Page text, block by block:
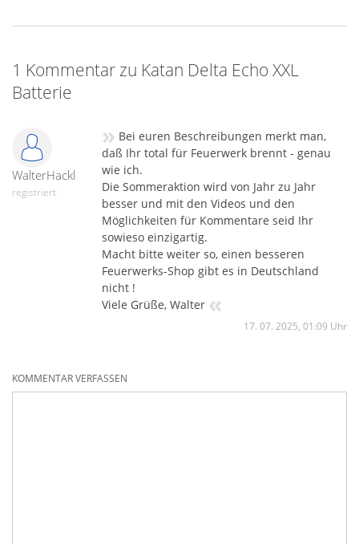
1 Kommentar zu Katan Delta Echo XXL
Batterie
WalterHackl
registriert
» Bei euren Beschreibungen merkt man,
daß Ihr total für Feuerwerk brennt - genau
wie ich.
Die Sommeraktion wird von Jahr zu Jahr
besser und mit den Videos und den
Möglichkeiten für Kommentare seid Ihr
sowieso einzigartig.
Macht bitte weiter so, einen besseren
Feuerwerks-Shop gibt es in Deutschland
nicht !
Viele Grüße, Walter «
17. 07. 2025, 01:09 Uhr
KOMMENTAR VERFASSEN